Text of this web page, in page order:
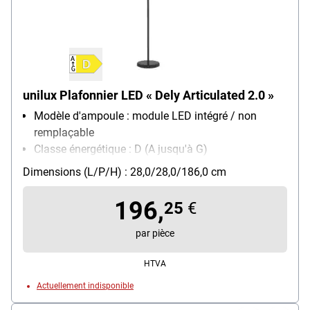
unilux Plafonnier LED « Dely Articulated 2.0 »
Modèle d'ampoule : module LED intégré / non
remplaçable
Classe énergétique : D (A jusqu'à G)
Particularités : avec bras articulé et coque
lumineuse inclinable
Dimensions (L/P/H) : 28,0/28,0/186,0 cm
196,25 €
par pièce
HTVA
Actuellement indisponible